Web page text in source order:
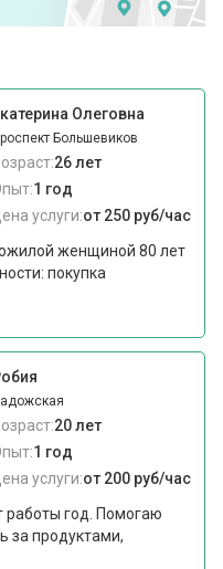
Олеговна
Большевиков
26 лет
1 год
услуги:от 250 руб/час
женщиной 80 лет
покупка
20 лет
1 год
услуги:от 200 руб/час
работы год. Помогаю
за продуктами,